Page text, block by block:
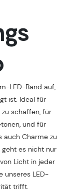
LED-Band auf,
ist. Ideal für
schaffen, für
und für
auch Charme zu
geht es nicht nur
Licht in jeder
unseres LED-
trifft.